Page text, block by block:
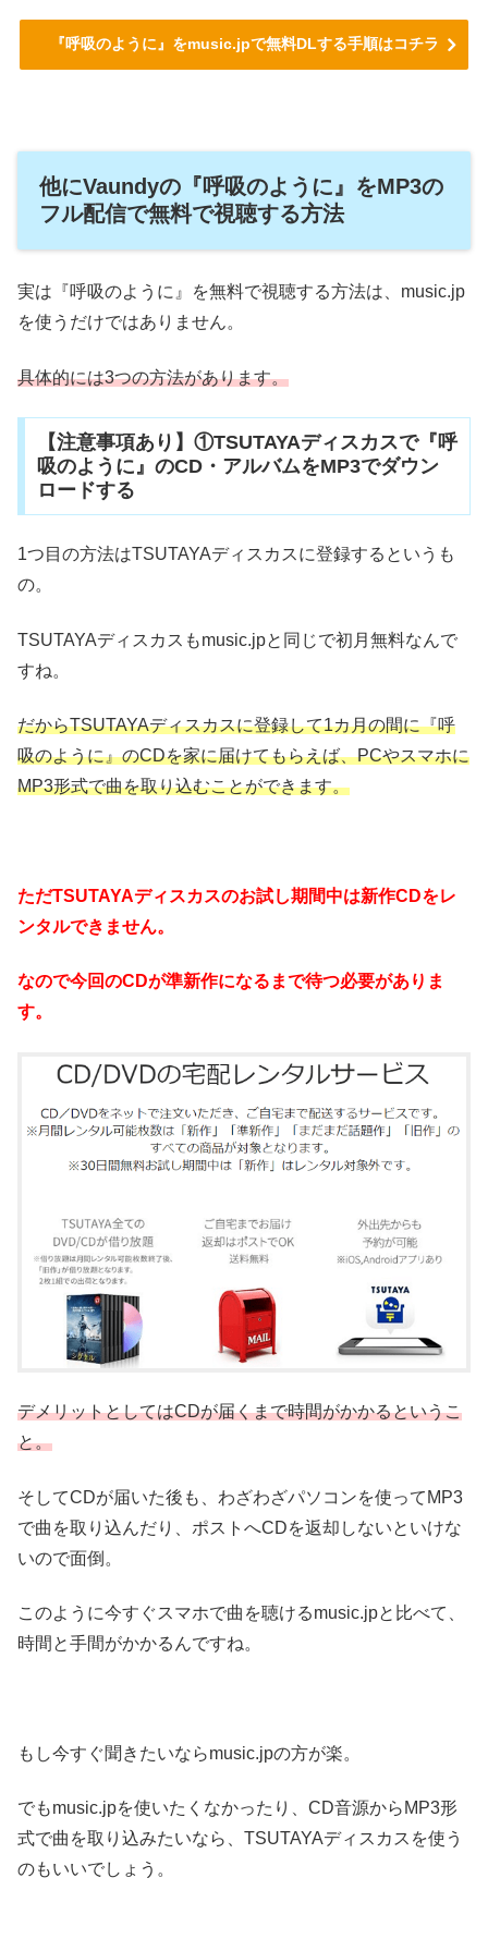
『呼吸のように』をmusic.jpで無料DLする手順はコチラ
他にVaundyの『呼吸のように』をMP3の
フル配信で無料で視聴する方法
実は『呼吸のように』を無料で視聴する方法は、music.jp
を使うだけではありません。
具体的には3つの方法があります。
【注意事項あり】①TSUTAYAディスカスで『呼
吸のように』のCD・アルバムをMP3でダウン
ロードする
1つ目の方法はTSUTAYAディスカスに登録するというも
の。
TSUTAYAディスカスもmusic.jpと同じで初月無料なんで
すね。
だからTSUTAYAディスカスに登録して1カ月の間に『呼
吸のように』のCDを家に届けてもらえば、PCやスマホに
MP3形式で曲を取り込むことができます。
ただTSUTAYAディスカスのお試し期間中は新作CDをレ
ンタルできません。
なので今回のCDが準新作になるまで待つ必要がありま
す。
デメリットとしてはCDが届くまで時間がかかるというこ
と。
そしてCDが届いた後も、わざわざパソコンを使ってMP3
で曲を取り込んだり、ポストへCDを返却しないといけな
いので面倒。
このように今すぐスマホで曲を聴けるmusic.jpと比べて、
時間と手間がかかるんですね。
もし今すぐ聞きたいならmusic.jpの方が楽。
でもmusic.jpを使いたくなかったり、CD音源からMP3形
式で曲を取り込みたいなら、TSUTAYAディスカスを使う
のもいいでしょう。